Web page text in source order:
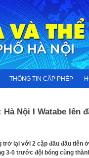
THÔNG TIN CẤP PHÉP
Nội I Watabe lên
trở lại với 2 cặp đấu đầu tiên ở
3-0 trước đội bóng cùng